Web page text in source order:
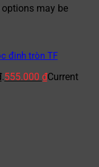
may be
đinh tròn TF
555.000 ₫Current